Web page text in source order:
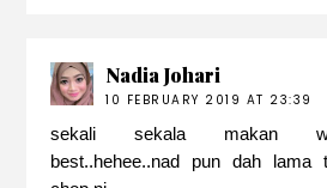
Nadia Johari
10 FEBRUARY 2019 AT 23:39
sekali sekala makan
best..hehee..nad pun dah lama